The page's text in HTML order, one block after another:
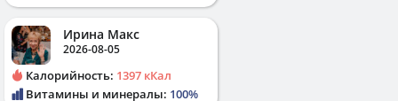
Ирина Макс
2026-08-05
Калорийность: 1397 кКал
Витамины и минералы: 100%